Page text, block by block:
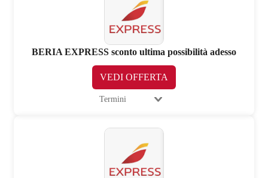
BERIA EXPRESS sconto ultima possibilità adesso
VEDI OFFERTA
Termini